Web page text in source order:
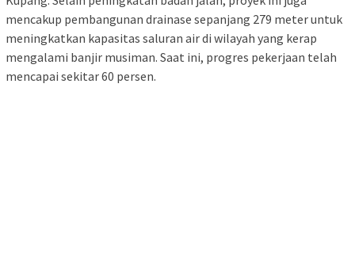
mencakup pembangunan drainase sepanjang 279 meter untuk
meningkatkan kapasitas saluran air di wilayah yang kerap
mengalami banjir musiman. Saat ini, progres pekerjaan telah
mencapai sekitar 60 persen.